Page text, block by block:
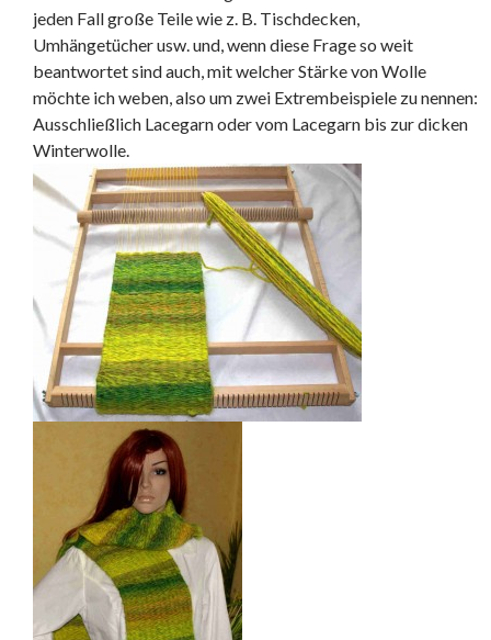
jeden Fall große Teile wie z. B. Tischdecken,
Umhängetücher usw. und, wenn diese Frage so weit
beantwortet sind auch, mit welcher Stärke von Wolle
möchte ich weben, also um zwei Extrembeispiele zu nennen:
Ausschließlich Lacegarn oder vom Lacegarn bis zur dicken
Winterwolle.